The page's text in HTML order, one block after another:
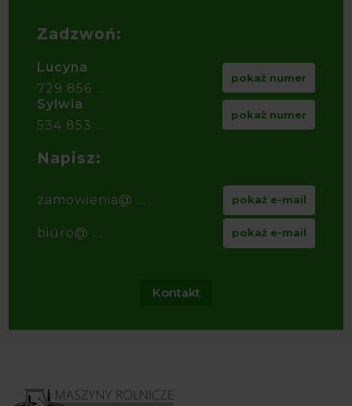
Zadzwoń:
Lucyna
729 856 ...
pokaż numer
Sylwia
534 853 ...
pokaż numer
Napisz:
zamowienia@ ... pokaż e-mail
biuro@ ... pokaż e-mail
Kontakt